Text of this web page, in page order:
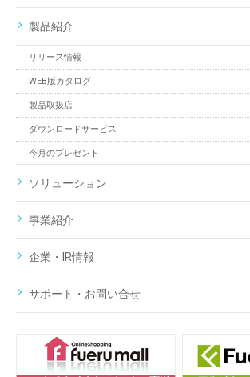
製品紹介
リリース情報
WEB版カタログ
製品取扱店
ダウンロードサービス
今月のプレゼント
ソリューション
事業紹介
企業・IR情報
サポート・お問い合せ